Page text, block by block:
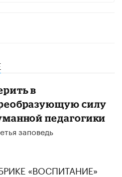
в
силу
педагогики
заповедь
«ВОСПИТАНИЕ»